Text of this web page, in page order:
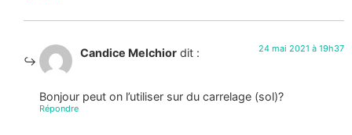
Candice Melchior dit : 24 mai 2021 à 19h37
Bonjour peut on l’utiliser sur du carrelage (sol)?
Répondre